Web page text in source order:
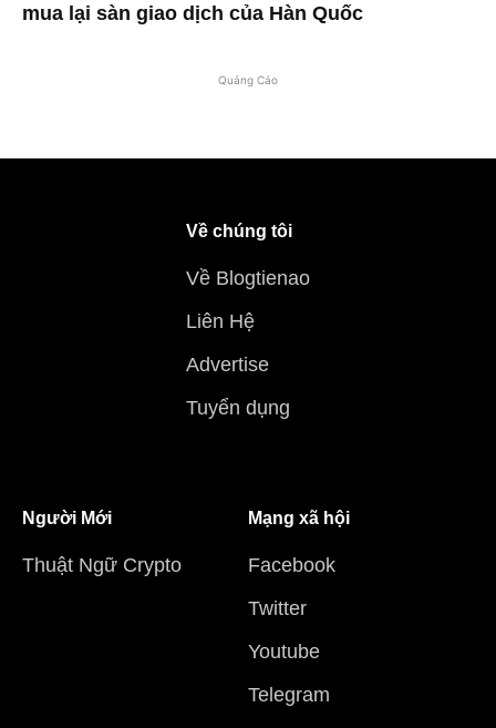
mua lại sàn giao dịch của Hàn Quốc
Quảng Cáo
Về chúng tôi
Về Blogtienao
Liên Hệ
Advertise
Tuyển dụng
Người Mới
Thuật Ngữ Crypto
Mạng xã hội
Facebook
Twitter
Youtube
Telegram